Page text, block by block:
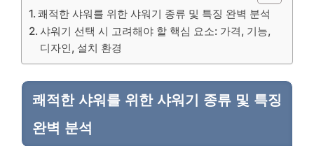
쾌적한 샤워를 위한 샤워기 종류 및 특징 완벽 분석
샤워기 선택 시 고려해야 할 핵심 요소: 가격, 기능,
디자인, 설치 환경
쾌적한 샤워를 위한 샤워기 종류 및 특징
완벽 분석